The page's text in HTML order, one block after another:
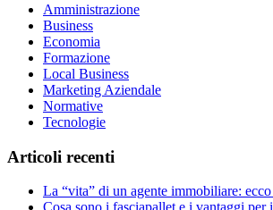
Amministrazione
Business
Economia
Formazione
Local Business
Marketing Aziendale
Normative
Tecnologie
Articoli recenti
La “vita” di un agente immobiliare: